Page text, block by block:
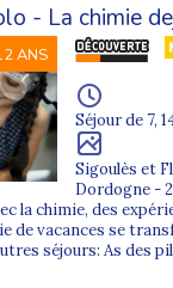
aller-retour
- La chimie
ANS
Séjour de 7,
Sigoulès et
Dordogne -
la chimie, des
de vacances se
séjours: As des